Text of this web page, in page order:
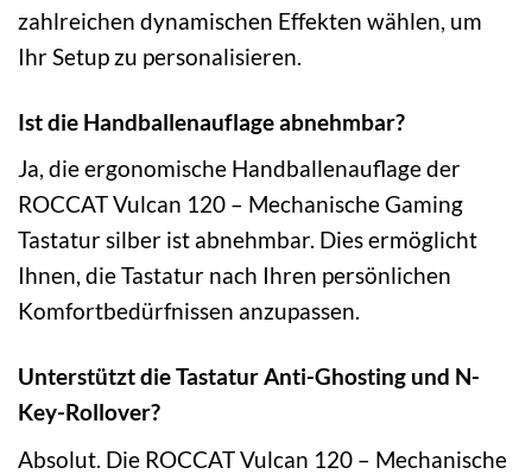
zahlreichen dynamischen Effekten wählen, um
Ihr Setup zu personalisieren.
Ist die Handballenauflage abnehmbar?
Ja, die ergonomische Handballenauflage der
ROCCAT Vulcan 120 – Mechanische Gaming
Tastatur silber ist abnehmbar. Dies ermöglicht
Ihnen, die Tastatur nach Ihren persönlichen
Komfortbedürfnissen anzupassen.
Unterstützt die Tastatur Anti-Ghosting und N-
Key-Rollover?
Absolut. Die ROCCAT Vulcan 120 – Mechanische